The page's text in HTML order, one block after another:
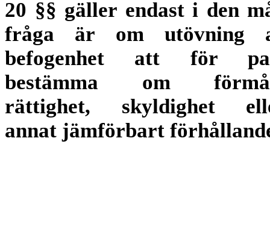
20 §§ gäller endast i den
fråga är om utövning
befogenhet att för
bestämma om
rättighet, skyldighet
annat jämförbart